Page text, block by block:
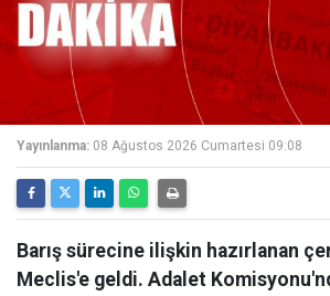
Yayınlanma: 08 Ağustos 2026 Cumartesi 09:08
Barış sürecine ilişkin hazırlanan
Meclis'e geldi. Adalet